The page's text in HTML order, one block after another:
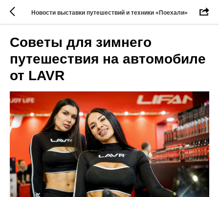
Новости выставки путешествий и техники «Поехали»
Советы для зимнего
путешествия на автомобиле
от LAVR